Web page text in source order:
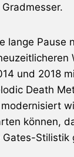
lange Pause
und 2018
Death
können,
Gates-